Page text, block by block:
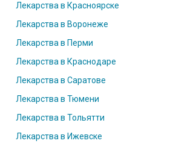
Лекарства в Красноярске
Лекарства в Воронеже
Лекарства в Перми
Лекарства в Краснодаре
Лекарства в Саратове
Лекарства в Тюмени
Лекарства в Тольятти
Лекарства в Ижевске